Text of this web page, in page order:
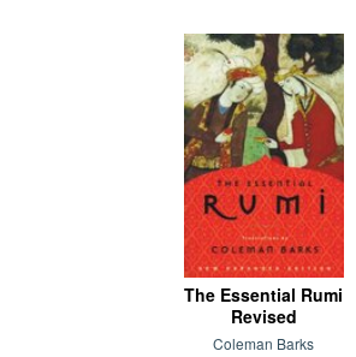
The Essential Rumi
Revised
Coleman Barks